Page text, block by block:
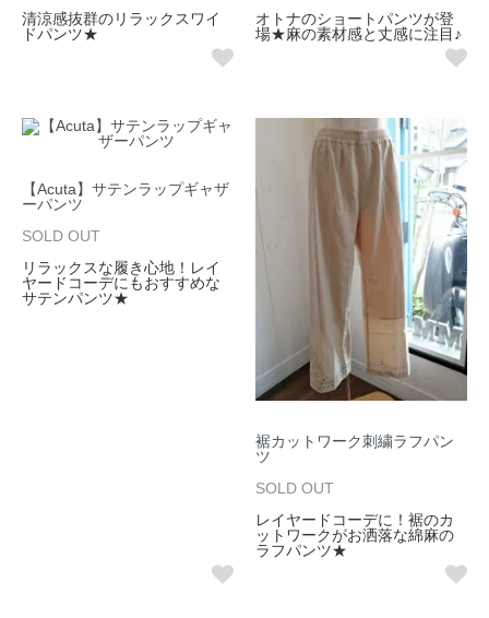
清涼感抜群のリラックスワイ
ドパンツ★
オトナのショートパンツが登
場★麻の素材感と丈感に注目♪
【Acuta】サテンラップギャザ
ーパンツ
SOLD OUT
リラックスな履き心地！レイ
ヤードコーデにもおすすめな
サテンパンツ★
裾カットワーク刺繍ラフパン
ツ
SOLD OUT
レイヤードコーデに！裾のカ
ットワークがお洒落な綿麻の
ラフパンツ★